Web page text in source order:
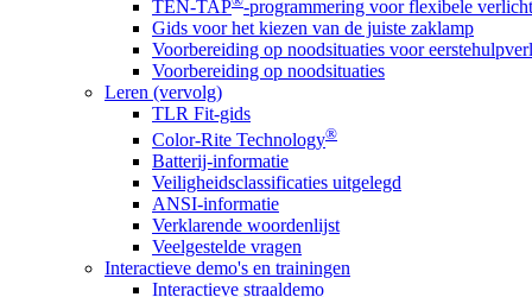
TEN-TAP -programmering voor flexibele
Gids voor het kiezen van de juiste zaklamp
Voorbereiding op noodsituaties voor
Voorbereiding op noodsituaties
Leren (vervolg)
TLR Fit-gids
Color-Rite Technology®
Batterij-informatie
Veiligheidsclassificaties uitgelegd
ANSI-informatie
Verklarende woordenlijst
Veelgestelde vragen
Interactieve demo's en trainingen
Interactieve straaldemo